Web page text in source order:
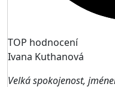
TOP hodnocení
Ivana Kuthanová
Velká spokojenost,